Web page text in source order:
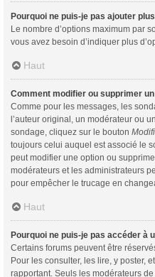
Pourquoi ne puis-je pas ajouter
Le nombre d’options maximum par
vous avez besoin d’indiquer plus
Haut
Comment modifier ou supprimer
Comme pour les messages, les
l’auteur original, un modérateur ou
sondage, cliquez sur le bouton
toujours celui auquel est associé le
peut modifier une option ou
modérateurs et les administrateurs
pour empêcher le trucage en
Haut
Pourquoi ne puis-je pas accéder à
Certains forums peuvent être
Pour les consulter, les lire, y poster,
rapportant. Seuls les modérateurs